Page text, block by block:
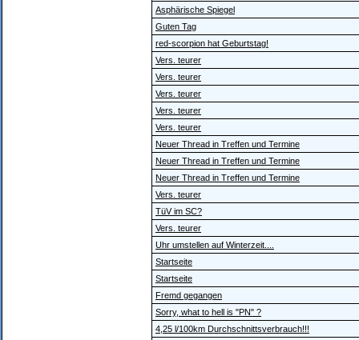
Asphärische Spiegel
Guten Tag
red-scorpion hat Geburtstag!
Vers. teurer
Vers. teurer
Vers. teurer
Vers. teurer
Vers. teurer
Neuer Thread in Treffen und Termine
Neuer Thread in Treffen und Termine
Neuer Thread in Treffen und Termine
Vers. teurer
TüV im SC?
Vers. teurer
Uhr umstellen auf Winterzeit....
Startseite
Startseite
Fremd gegangen
Sorry, what to hell is "PN" ?
4,25 l/100km Durchschnittsverbrauch!!!